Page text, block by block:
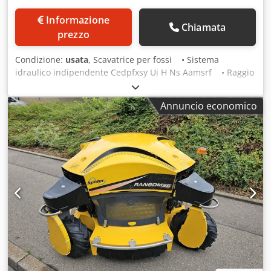
prezzo
Chiamata
Condizione: usata, Scavatrice per fossi • Sistema
idraulico indipendente Cedpfxsy Ui H Ns Aamsrf • Raggio
di lavoro 4500 mm • Senza benna (opzionale) •
Direttamente dal lavoro •Il trattore non è in vendita!!
Stato: Usato
Annuncio economico